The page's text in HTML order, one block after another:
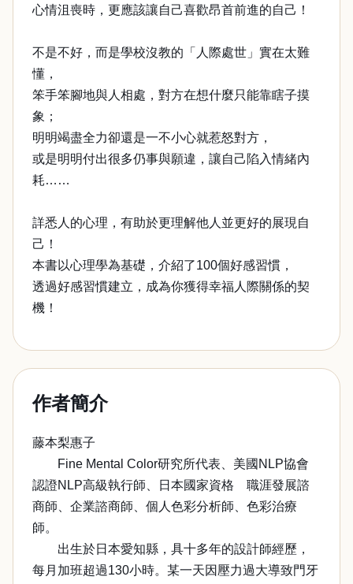
心情沮喪時，更應該讓自己喜歡昂首前進的自己！
不是不好，而是學校沒教的「人際處世」實在太難
懂，
笨手笨腳地與人相處，對方在想什麼只能靠瞎子摸
象；
明明竭盡全力卻還是一不小心就惹怒對方，
或是明明付出很多仍事與願違，讓自己陷入情緒內
耗……
詳悉人的心理，有助於更理解他人並更好的展現自
己！
本書以心理學為基礎，介紹了100個好感習慣，
透過好感習慣建立，成為你獲得幸福人際關係的契
機！
作者簡介
藤本梨惠子
Fine Mental Color研究所代表、美國NLP協會
認證NLP高級執行師、日本國家資格 職涯發展諮
商師、企業諮商師、個人色彩分析師、色彩治療
師。
出生於日本愛知縣，具十多年的設計師經歷，
每月加班超過130小時。某一天因壓力過大導致門牙